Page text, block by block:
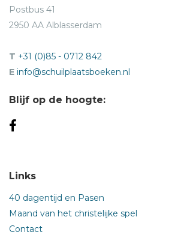
Postbus 41
2950 AA Alblasserdam
T +31 (0)85 - 0712 842
E info@schuilplaatsboeken.nl
Blijf op de hoogte:
Links
40 dagentijd en Pasen
Maand van het christelijke spel
Contact